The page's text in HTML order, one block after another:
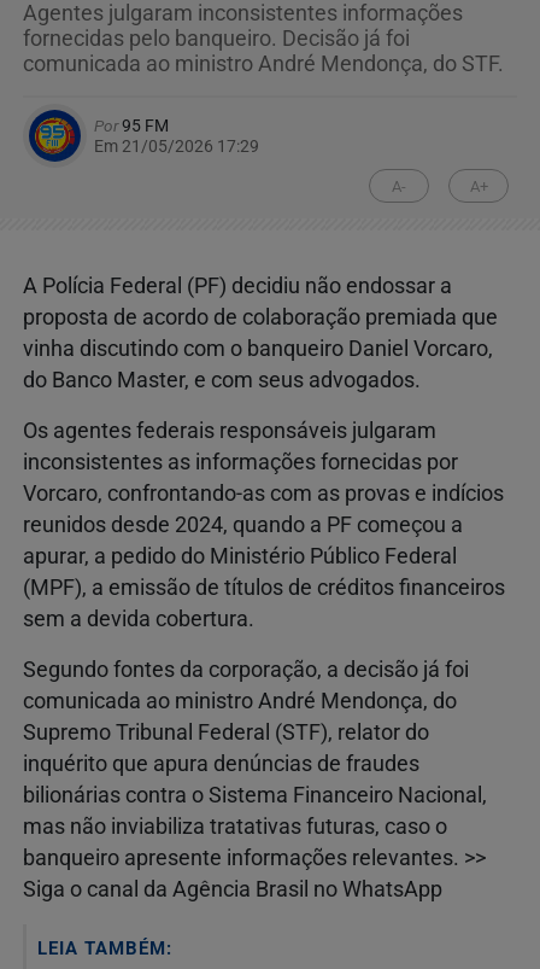
Agentes julgaram inconsistentes informações
fornecidas pelo banqueiro. Decisão já foi
comunicada ao ministro André Mendonça, do STF.
Por95 FM
Em 21/05/2026 17:29
A- A+
A Polícia Federal (PF) decidiu não endossar a
proposta de acordo de colaboração premiada que
vinha discutindo com o banqueiro Daniel Vorcaro,
do Banco Master, e com seus advogados.
Os agentes federais responsáveis julgaram
inconsistentes as informações fornecidas por
Vorcaro, confrontando-as com as provas e indícios
reunidos desde 2024, quando a PF começou a
apurar, a pedido do Ministério Público Federal
(MPF), a emissão de títulos de créditos financeiros
sem a devida cobertura.
Segundo fontes da corporação, a decisão já foi
comunicada ao ministro André Mendonça, do
Supremo Tribunal Federal (STF), relator do
inquérito que apura denúncias de fraudes
bilionárias contra o Sistema Financeiro Nacional,
mas não inviabiliza tratativas futuras, caso o
banqueiro apresente informações relevantes. >>
Siga o canal da Agência Brasil no WhatsApp
LEIA TAMBÉM: